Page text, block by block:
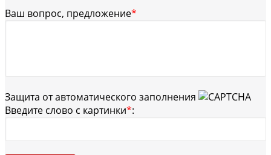
Ваш вопрос, предложение*
Защита от автоматического заполнения
Введите слово с картинки*: